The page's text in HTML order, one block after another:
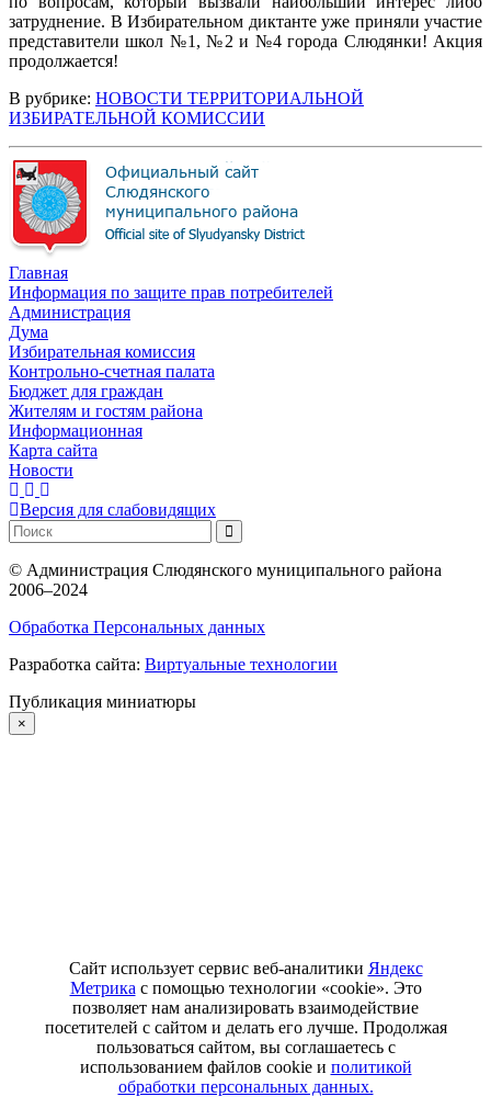
затруднение. В Избирательном диктанте уже приняли участие
представители школ №1, №2 и №4 города Слюдянки! Акция
продолжается!
В рубрике: НОВОСТИ ТЕРРИТОРИАЛЬНОЙ
ИЗБИРАТЕЛЬНОЙ КОМИССИИ
Главная
Информация по защите прав потребителей
Администрация
Дума
Избирательная комиссия
Контрольно-счетная палата
Бюджет для граждан
Жителям и гостям района
Информационная
Карта сайта
Новости
Версия для слабовидящих
© Администрация Слюдянского муниципального района
2006–2024
Обработка Персональных данных
Разработка сайта: Виртуальные технологии
Публикация миниатюры
×
Сайт использует сервис веб-аналитики Яндекс
Метрика с помощью технологии «cookie». Это
позволяет нам анализировать взаимодействие
посетителей с сайтом и делать его лучше. Продолжая
пользоваться сайтом, вы соглашаетесь с
использованием файлов cookie и политикой
обработки персональных данных.